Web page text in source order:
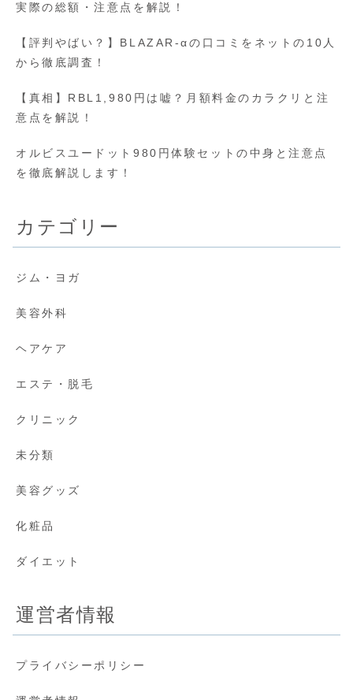
実際の総額・注意点を解説！
【評判やばい？】BLAZAR-αの口コミをネットの10人
から徹底調査！
【真相】RBL1,980円は嘘？月額料金のカラクリと注
意点を解説！
オルビスユードット980円体験セットの中身と注意点
を徹底解説します！
カテゴリー
ジム・ヨガ
美容外科
ヘアケア
エステ・脱毛
クリニック
未分類
美容グッズ
化粧品
ダイエット
運営者情報
プライバシーポリシー